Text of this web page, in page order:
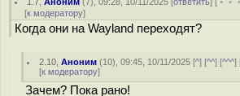
[к модератору]
Когда они на Wayland переходят?
2.10 ,Аноним (10), 09:45, 10/11/2025 [^] [^^] [^^^]
[к модератору]
Зачем? Пока рано!